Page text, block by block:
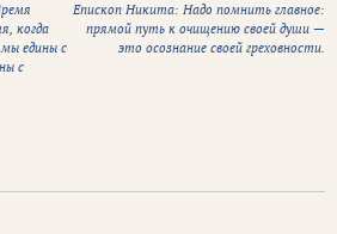
когда
едины с
с
Епископ Никита: Надо помнить главное:
прямой путь к очищению своей души —
это осознание своей греховности.